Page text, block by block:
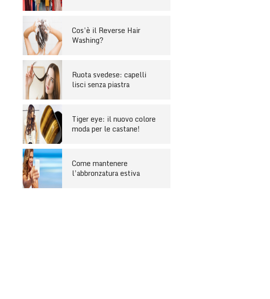
Cos’è il Reverse Hair
Washing?
Ruota svedese: capelli
lisci senza piastra
Tiger eye: il nuovo colore
moda per le castane!
Come mantenere
l’abbronzatura estiva